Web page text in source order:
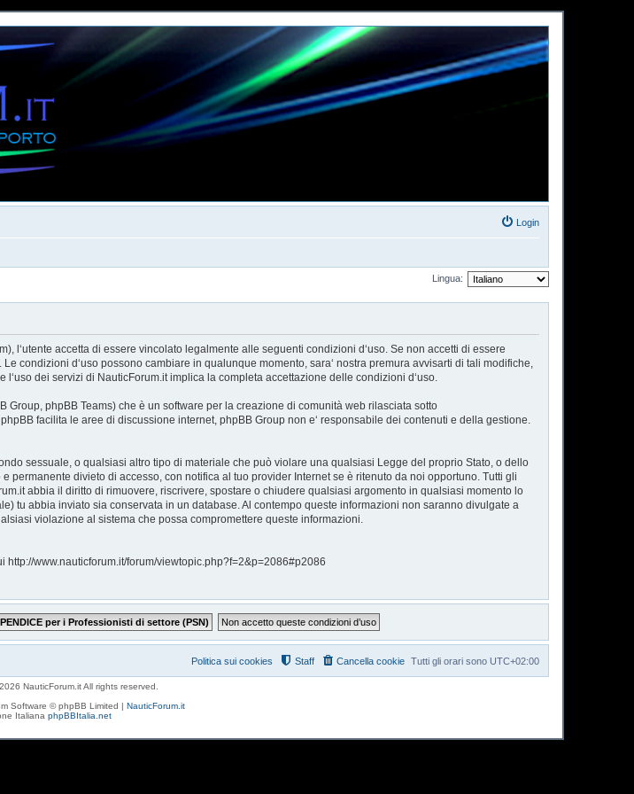
Login
Lingua:
l‘utente accetta di essere vincolato legalmente alle seguenti condizioni d‘uso. Se non accetti di essere
condizioni d‘uso possono cambiare in qualunque momento, sara‘ nostra premura avvisarti di tali modifiche,
dei servizi di NauticForum.it implica la completa accettazione delle condizioni d‘uso.
phpBB Teams) che è un software per la creazione di comunità web rilasciata sotto
phpBB facilita le aree di discussione internet, phpBB Group non e‘ responsabile dei contenuti e della gestione.
sessuale, o qualsiasi altro tipo di materiale che può violare una qualsiasi Legge del proprio Stato, o dello
divieto di accesso, con notifica al tuo provider Internet se è ritenuto da noi opportuno. Tutti gli
abbia il diritto di rimuovere, riscrivere, spostare o chiudere qualsiasi argomento in qualsiasi momento lo
tu abbia inviato sia conservata in un database. Al contempo queste informazioni non saranno divulgate a
violazione al sistema che possa compromettere queste informazioni.
www.nauticforum.it/forum/viewtopic.php?f=2&p=2086#p2086
Tutti gli orari sono UTC+02:00
Cancella cookie
Staff
Politica sui cookies
NauticForum.it All rights reserved.
Software © phpBB Limited | NauticForum.it
Italiana phpBBItalia.net